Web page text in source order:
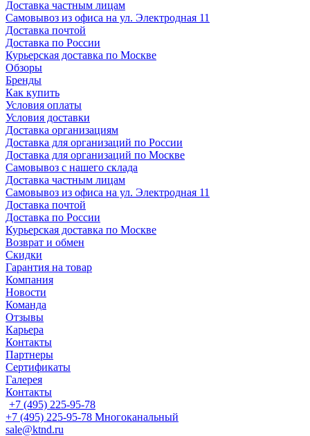
Доставка частным лицам
Самовывоз из офиса на ул. Электродная 11
Доставка почтой
Доставка по России
Курьерская доставка по Москве
Обзоры
Бренды
Как купить
Условия оплаты
Условия доставки
Доставка организациям
Доставка для организаций по России
Доставка для организаций по Москве
Самовывоз с нашего склада
Доставка частным лицам
Самовывоз из офиса на ул. Электродная 11
Доставка почтой
Доставка по России
Курьерская доставка по Москве
Возврат и обмен
Скидки
Гарантия на товар
Компания
Новости
Команда
Отзывы
Карьера
Контакты
Партнеры
Сертификаты
Галерея
Контакты
+7 (495) 225-95-78
+7 (495) 225-95-78 Многоканальный
sale@ktnd.ru